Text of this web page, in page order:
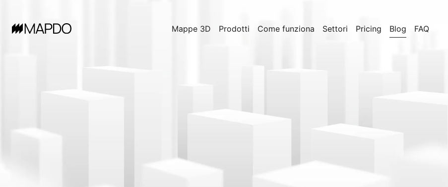
Mappe 3D Prodotti Come funziona Settori Pricing Blog FAQ